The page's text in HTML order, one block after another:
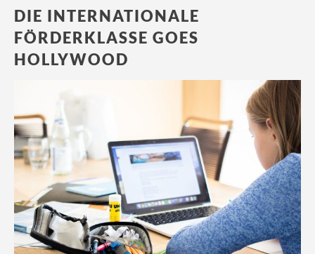
DIE INTERNATIONALE
FÖRDERKLASSE GOES
HOLLYWOOD